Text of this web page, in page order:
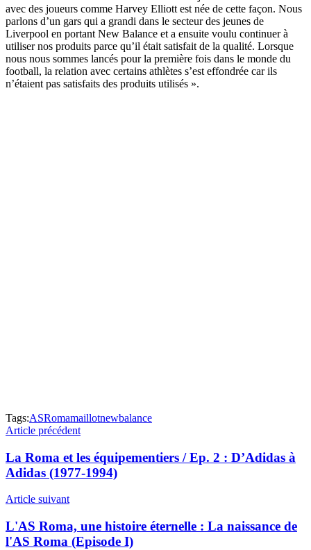
avec des joueurs comme Harvey Elliott est née de cette façon. Nous
parlons d’un gars qui a grandi dans le secteur des jeunes de
Liverpool en portant New Balance et a ensuite voulu continuer à
utiliser nos produits parce qu’il était satisfait de la qualité. Lorsque
nous nous sommes lancés pour la première fois dans le monde du
football, la relation avec certains athlètes s’est effondrée car ils
n’étaient pas satisfaits des produits utilisés ».
Tags:ASRomamaillotnewbalance
Article précédent
La Roma et les équipementiers / Ep. 2 : D’Adidas à
Adidas (1977-1994)
Article suivant
L'AS Roma, une histoire éternelle : La naissance de
l'AS Roma (Episode I)